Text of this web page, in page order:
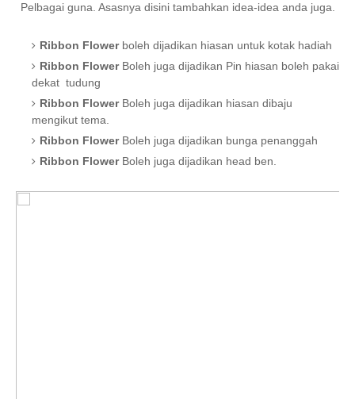
Pelbagai guna. Asasnya disini tambahkan idea-idea anda juga.
Ribbon Flowerboleh dijadikan hiasan untuk kotak hadiah
Ribbon FlowerBoleh juga dijadikan Pin hiasan boleh pakai
dekat tudung
Ribbon FlowerBoleh juga dijadikan hiasan dibaju
mengikut tema.
Ribbon FlowerBoleh juga dijadikan bunga penanggah
Ribbon FlowerBoleh juga dijadikan head ben.